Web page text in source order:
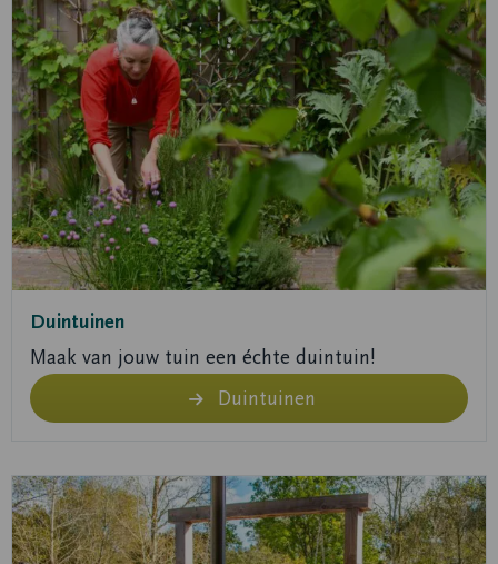
Duintuinen
Maak van jouw tuin een échte duintuin!
Duintuinen
meer
over
Duintuinen
Lees
meer
over